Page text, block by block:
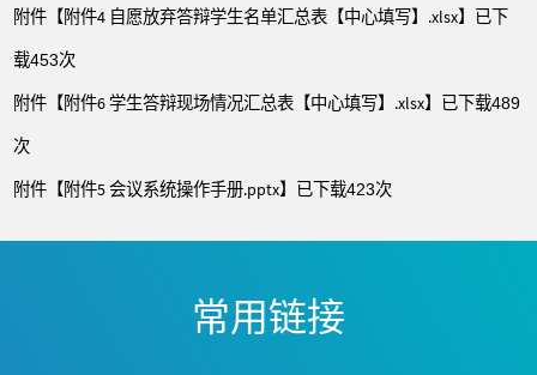
附件【附件4 自愿放弃答辩学生名单汇总表【中心填写】.xlsx】已下
载453次
附件【附件6 学生答辩现场情况汇总表【中心填写】.xlsx】已下载489
次
附件【附件5 会议系统操作手册.pptx】已下载423次
常用链接